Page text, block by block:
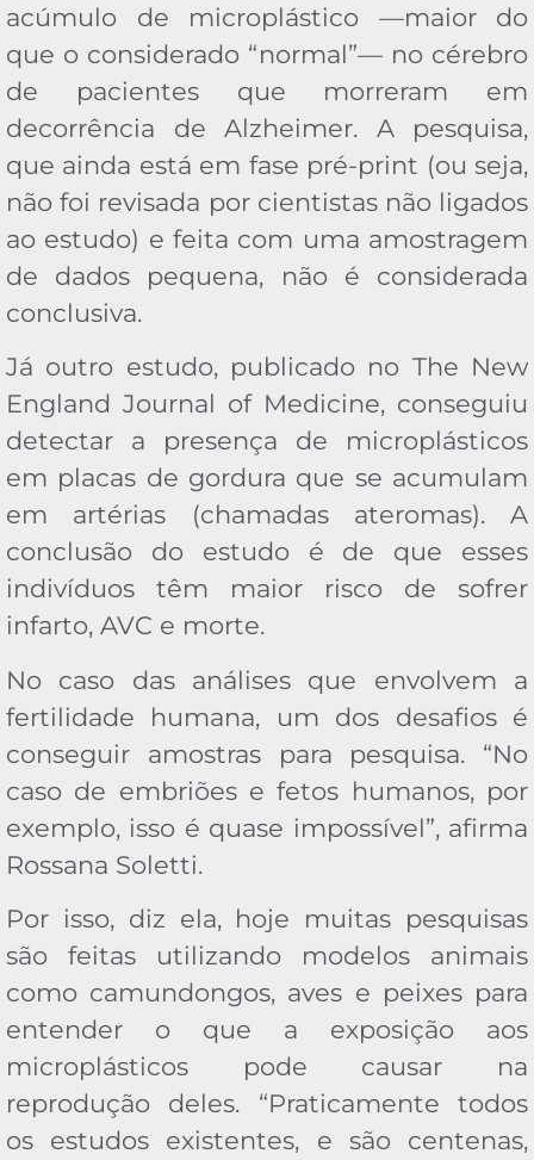
acúmulo de microplástico —maior do
que o considerado “normal”— no cérebro
de pacientes que morreram em
decorrência de Alzheimer. A pesquisa,
que ainda está em fase pré-print (ou seja,
não foi revisada por cientistas não ligados
ao estudo) e feita com uma amostragem
de dados pequena, não é considerada
conclusiva.
Já outro estudo, publicado no The New
England Journal of Medicine, conseguiu
detectar a presença de microplásticos
em placas de gordura que se acumulam
em artérias (chamadas ateromas). A
conclusão do estudo é de que esses
indivíduos têm maior risco de sofrer
infarto, AVC e morte.
No caso das análises que envolvem a
fertilidade humana, um dos desafios é
conseguir amostras para pesquisa. “No
caso de embriões e fetos humanos, por
exemplo, isso é quase impossível”, afirma
Rossana Soletti.
Por isso, diz ela, hoje muitas pesquisas
são feitas utilizando modelos animais
como camundongos, aves e peixes para
entender o que a exposição aos
microplásticos pode causar na
reprodução deles. “Praticamente todos
os estudos existentes, e são centenas,